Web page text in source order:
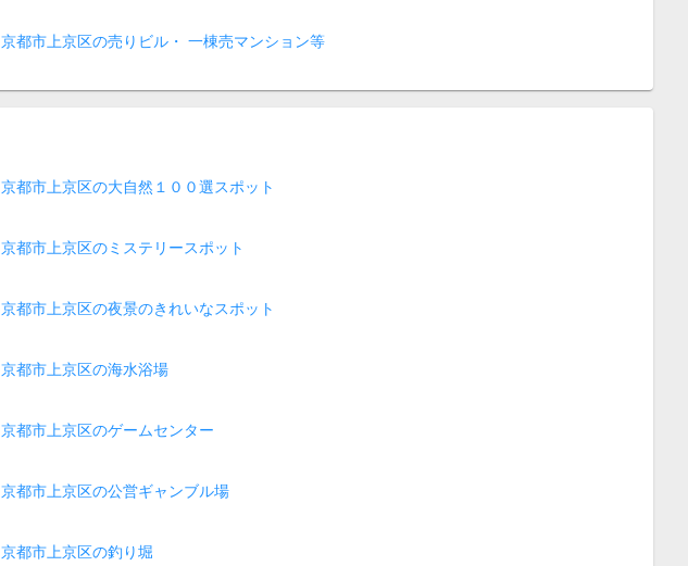
京都市上京区の売りビル・ 一棟売マンション等
京都市上京区の大自然１００選スポット
京都市上京区のミステリースポット
京都市上京区の夜景のきれいなスポット
京都市上京区の海水浴場
京都市上京区のゲームセンター
京都市上京区の公営ギャンブル場
京都市上京区の釣り堀